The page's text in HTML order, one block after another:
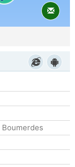
Boumerdes